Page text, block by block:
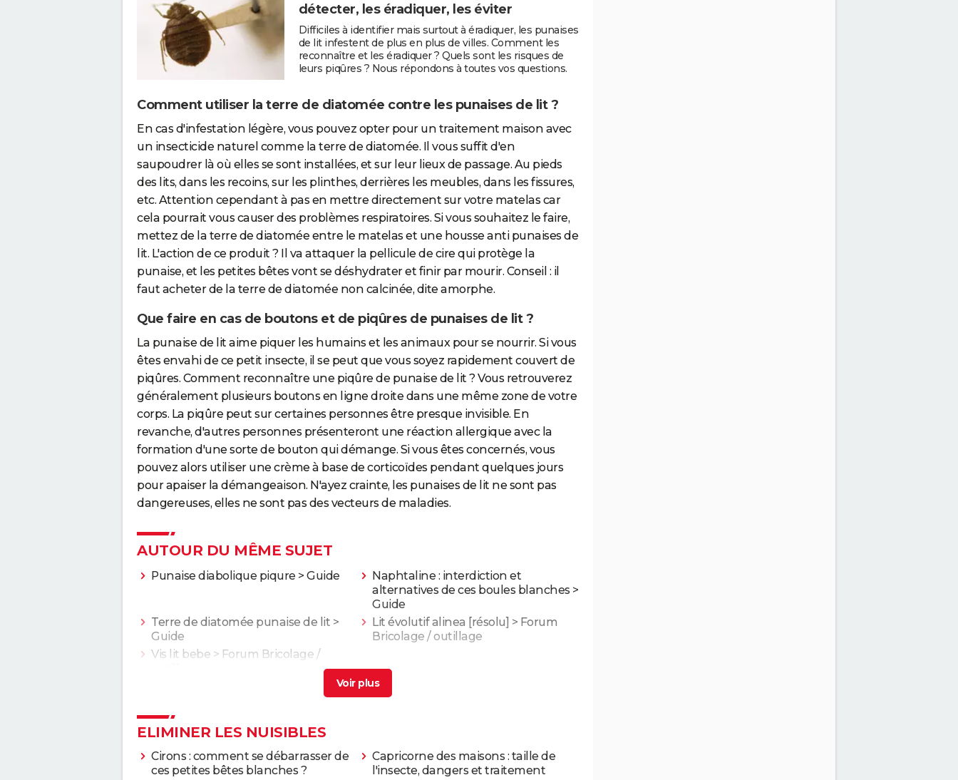
détecter, les éradiquer, les éviter
Difficiles à identifier mais surtout à éradiquer, les punaises
de lit infestent de plus en plus de villes. Comment les
reconnaître et les éradiquer ? Quels sont les risques de
leurs piqûres ? Nous répondons à toutes vos questions.
Comment utiliser la terre de diatomée contre les punaises de lit ?
En cas d'infestation légère, vous pouvez opter pour un traitement maison avec
un insecticide naturel comme la terre de diatomée. Il vous suffit d'en
saupoudrer là où elles se sont installées, et sur leur lieux de passage. Au pieds
des lits, dans les recoins, sur les plinthes, derrières les meubles, dans les fissures,
etc. Attention cependant à pas en mettre directement sur votre matelas car
cela pourrait vous causer des problèmes respiratoires. Si vous souhaitez le faire,
mettez de la terre de diatomée entre le matelas et une housse anti punaises de
lit. L'action de ce produit ? Il va attaquer la pellicule de cire qui protège la
punaise, et les petites bêtes vont se déshydrater et finir par mourir. Conseil : il
faut acheter de la terre de diatomée non calcinée, dite amorphe.
Que faire en cas de boutons et de piqûres de punaises de lit ?
La punaise de lit aime piquer les humains et les animaux pour se nourrir. Si vous
êtes envahi de ce petit insecte, il se peut que vous soyez rapidement couvert de
piqûres. Comment reconnaître une piqûre de punaise de lit ? Vous retrouverez
généralement plusieurs boutons en ligne droite dans une même zone de votre
corps. La piqûre peut sur certaines personnes être presque invisible. En
revanche, d'autres personnes présenteront une réaction allergique avec la
formation d'une sorte de bouton qui démange. Si vous êtes concernés, vous
pouvez alors utiliser une crème à base de corticoïdes pendant quelques jours
pour apaiser la démangeaison. N'ayez crainte, les punaises de lit ne sont pas
dangereuses, elles ne sont pas des vecteurs de maladies.
AUTOUR DU MÊME SUJET
Punaise diabolique piqure > Guide
Naphtaline : interdiction et
alternatives de ces boules blanches >
Guide
Terre de diatomée punaise de lit >
Guide
Lit évolutif alinea [résolu] > Forum
Bricolage / outillage
Vis lit bebe > Forum Bricolage /
ELIMINER LES NUISIBLES
Cirons : comment se débarrasser de
ces petites bêtes blanches ?
Capricorne des maisons : taille de
l'insecte, dangers et traitement